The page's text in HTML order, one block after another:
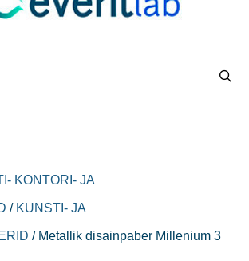
KONTORI- JA
/ KUNSTI- JA
/ Metallik disainpaber Millenium 3